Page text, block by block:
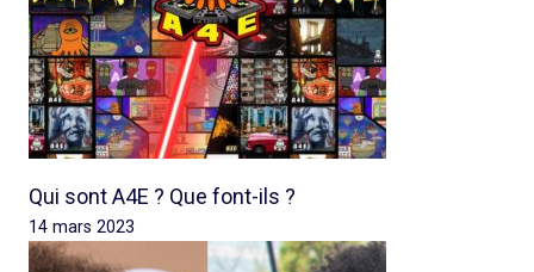
Qui sont A4E ? Que font-ils ?
14 mars 2023